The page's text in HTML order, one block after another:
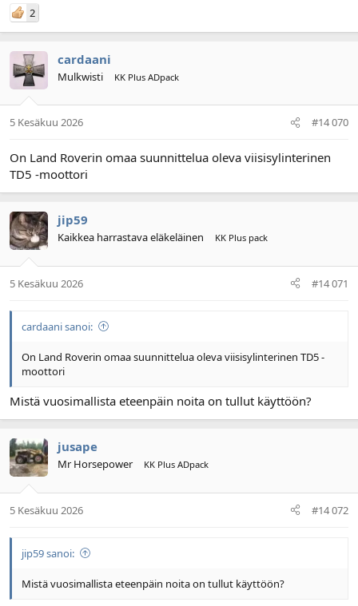
2
cardaani
Mulkwisti KK Plus ADpack
5 Kesäkuu 2026 #14 070
On Land Roverin omaa suunnittelua oleva viisisylinterinen
TD5 -moottori
jip59
Kaikkea harrastava eläkeläinen KK Plus pack
5 Kesäkuu 2026 #14 071
cardaani sanoi:
On Land Roverin omaa suunnittelua oleva viisisylinterinen TD5 -
moottori
Mistä vuosimallista eteenpäin noita on tullut käyttöön?
jusape
Mr Horsepower KK Plus ADpack
5 Kesäkuu 2026 #14 072
jip59 sanoi:
Mistä vuosimallista eteenpäin noita on tullut käyttöön?